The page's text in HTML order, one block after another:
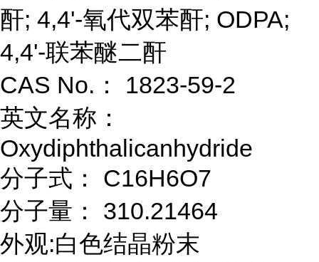
酐; 4,4'-氧代双苯酐; ODPA;
4,4'-联苯醚二酐
CAS No.： 1823-59-2
英文名称：
Oxydiphthalicanhydride
分子式： C16H6O7
分子量： 310.21464
外观:白色结晶粉末